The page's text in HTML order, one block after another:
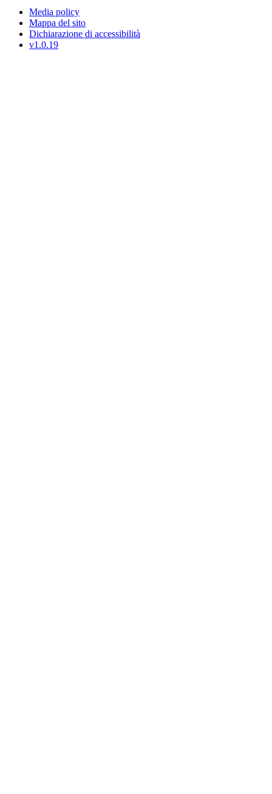
Media policy
Mappa del sito
Dichiarazione di accessibilità
v1.0.19